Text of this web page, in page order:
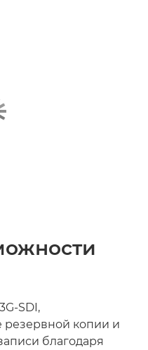
SDI,
резервной копии и
благодаря